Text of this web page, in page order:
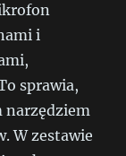
i
sprawia,
narzędziem
W zestawie